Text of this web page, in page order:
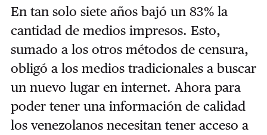
En tan solo siete años bajó un 83% la
cantidad de medios impresos. Esto,
sumado a los otros métodos de censura,
obligó a los medios tradicionales a buscar
un nuevo lugar en internet. Ahora para
poder tener una información de calidad
los venezolanos necesitan tener acceso a